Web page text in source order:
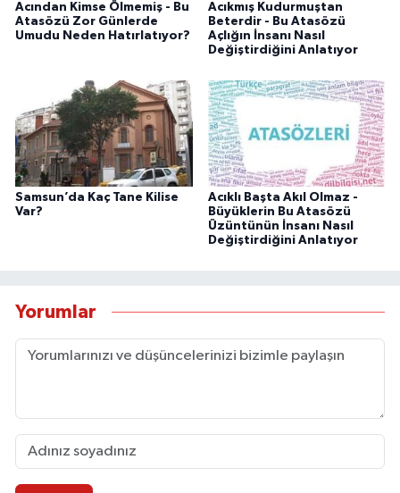
Acından Kimse Ölmemiş - Bu
Atasözü Zor Günlerde
Umudu Neden Hatırlatıyor?
Acıkmış Kudurmuştan
Beterdir - Bu Atasözü
Açlığın İnsanı Nasıl
Değiştirdiğini Anlatıyor
Samsun’da Kaç Tane Kilise
Var?
Acıklı Başta Akıl Olmaz -
Büyüklerin Bu Atasözü
Üzüntünün İnsanı Nasıl
Değiştirdiğini Anlatıyor
Yorumlar